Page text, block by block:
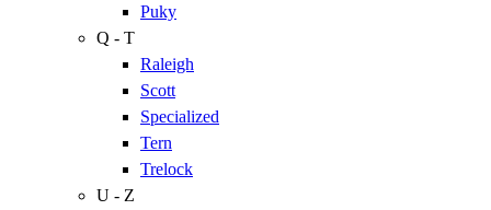
Puky
Q - T
Raleigh
Scott
Specialized
Tern
Trelock
U - Z